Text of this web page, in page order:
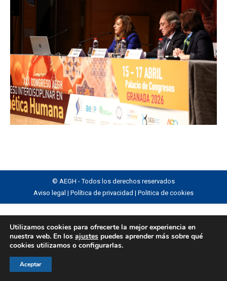
© AEGH - Todos los derechos reservados
Aviso legal | Política de privacidad | Politica de cookies
Utilizamos cookies para ofrecerte la mejor experiencia en
nuestra web. En los ajustes puedes aprender más sobre qué
cookies utilizamos o configurarlas.
Aceptar